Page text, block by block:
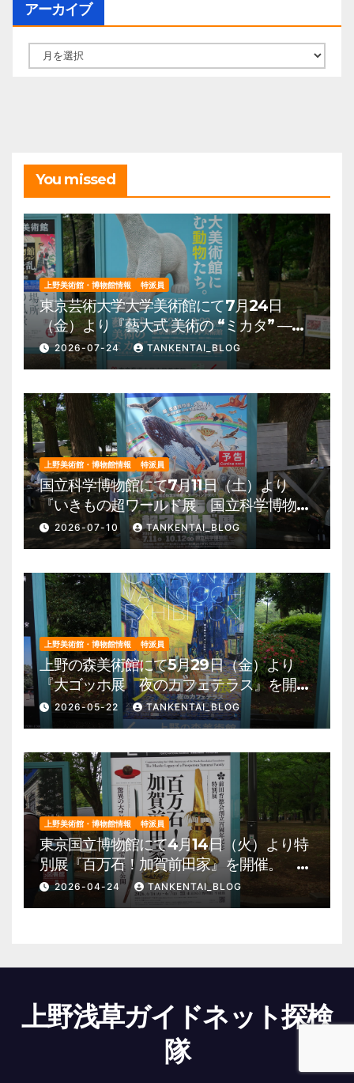
アーカイブ
ー
You missed
上野美術館・博物館情報 特派員
東京芸術大学大学美術館にて7月24日
（金）より『藝大式 美術の “ミカタ” ―こ
の夏、藝大生になる―』を開催。 上野公
園 美術館・博物館 混雑情報他
2026-07-24 TANKENTAI_BLOG
上野美術館・博物館情報 特派員
国立科学博物館にて7月11日（土）より
『いきもの超ワールド展 国立科学博物館
×ダーウィンが来た！』を開催。 上野公
園 美術館・博物館 混雑情報他
2026-07-10 TANKENTAI_BLOG
上野美術館・博物館情報 特派員
上野の森美術館にて5月29日（金）より
『大ゴッホ展 夜のカフェテラス』を開
催。 上野公園 美術館・博物館 混雑情
報他
2026-05-22 TANKENTAI_BLOG
上野美術館・博物館情報 特派員
東京国立博物館にて4月14日（火）より特
別展『百万石！加賀前田家』を開催。 上
野公園 美術館・博物館 混雑情報他
2026-04-24 TANKENTAI_BLOG
上野浅草ガイドネット探検
隊